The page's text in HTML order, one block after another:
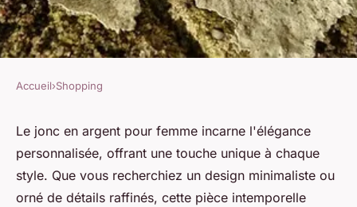
SHOPPING
Jonc en argent pour femme :
élégance personnalisée à
portée de main
Accueil›Shopping
Le jonc en argent pour femme incarne l'élégance
personnalisée, offrant une touche unique à chaque
style. Que vous recherchiez un design minimaliste ou
orné de détails raffinés, cette pièce intemporelle